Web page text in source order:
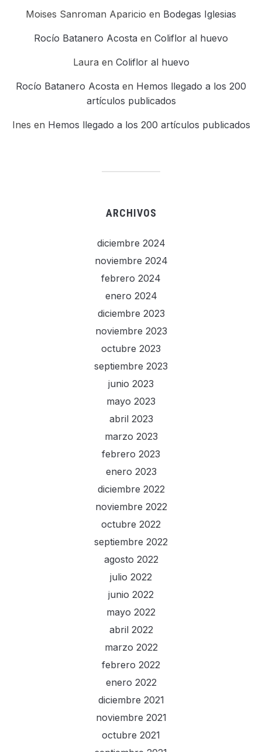
Moises Sanroman Aparicio en Bodegas Iglesias
Rocío Batanero Acosta en Coliflor al huevo
Laura en Coliflor al huevo
Rocío Batanero Acosta en Hemos llegado a los 200
artículos publicados
Ines en Hemos llegado a los 200 artículos publicados
ARCHIVOS
diciembre 2024
noviembre 2024
febrero 2024
enero 2024
diciembre 2023
noviembre 2023
octubre 2023
septiembre 2023
junio 2023
mayo 2023
abril 2023
marzo 2023
febrero 2023
enero 2023
diciembre 2022
noviembre 2022
octubre 2022
septiembre 2022
agosto 2022
julio 2022
junio 2022
mayo 2022
abril 2022
marzo 2022
febrero 2022
enero 2022
diciembre 2021
noviembre 2021
octubre 2021